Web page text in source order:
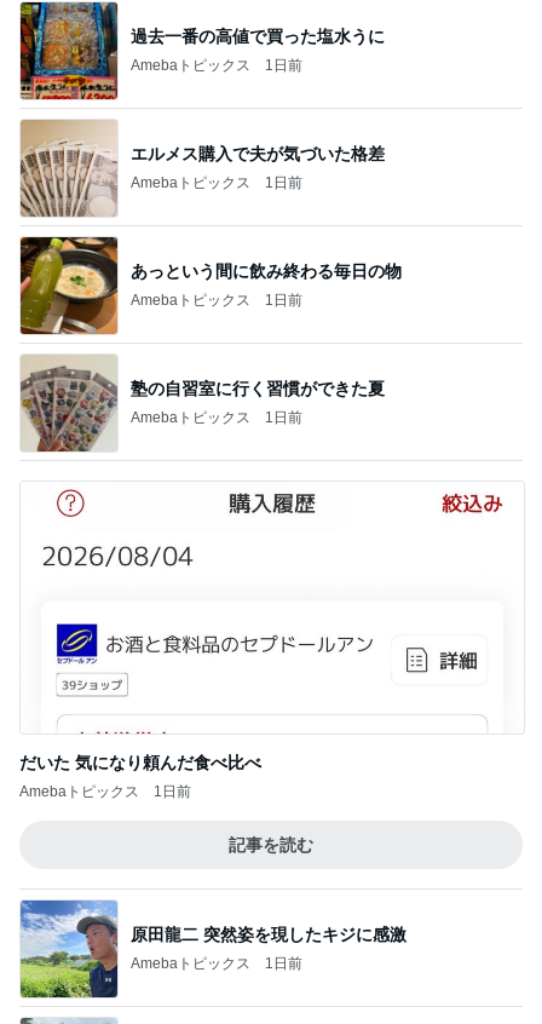
過去一番の高値で買った塩水うに
Amebaトピックス 1日前
エルメス購入で夫が気づいた格差
Amebaトピックス 1日前
あっという間に飲み終わる毎日の物
Amebaトピックス 1日前
塾の自習室に行く習慣ができた夏
Amebaトピックス 1日前
だいた 気になり頼んだ食べ比べ
Amebaトピックス 1日前
記事を読む
原田龍二 突然姿を現したキジに感激
Amebaトピックス 1日前